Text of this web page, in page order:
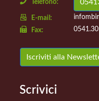
Telefono:
E-mail:
Fax:
Iscriviti alla
Scrivici